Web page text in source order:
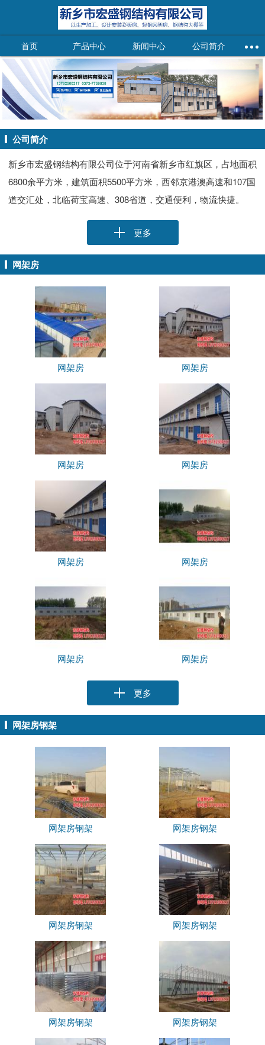
首页 产品中心 新闻中心 公司简介
公司简介
新乡市宏盛钢结构有限公司位于河南省新乡市红旗区，占地面积
6800余平方米，建筑面积5500平方米，西邻京港澳高速和107国
道交汇处，北临荷宝高速、308省道，交通便利，物流快捷。
更多
网架房
网架房 网架房
网架房 网架房
网架房 网架房
网架房 网架房
更多
网架房钢架
网架房钢架 网架房钢架
网架房钢架 网架房钢架
网架房钢架 网架房钢架